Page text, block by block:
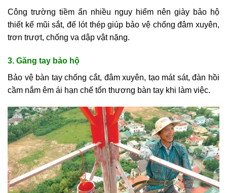
Công trường tiềm ẩn nhiều nguy hiểm nên giày bảo hộ
thiết kế mũi sắt, đế lót thép giúp bảo vệ chống đâm xuyên,
trơn trượt, chống va dập vật nặng.
3. Găng tay bảo hộ
Bảo vệ bàn tay chống cắt, đâm xuyên, tạo mát sát, đàn hồi
cầm nắm êm ái hạn chế tổn thương bàn tay khi làm việc.